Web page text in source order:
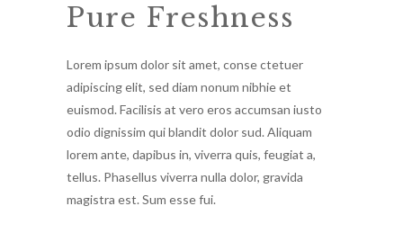
Pure Freshness
Lorem ipsum dolor sit amet, conse ctetuer
adipiscing elit, sed diam nonum nibhie et
euismod. Facilisis at vero eros accumsan iusto
odio dignissim qui blandit dolor sud. Aliquam
lorem ante, dapibus in, viverra quis, feugiat a,
tellus. Phasellus viverra nulla dolor, gravida
magistra est. Sum esse fui.